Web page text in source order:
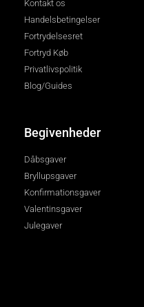
Kontakt os
Handelsbetingelser
Fortrydelsesret
Fortryd Køb
Privatlivspolitik
Blog/Guides
Begivenheder
Dåbsgaver
Bryllupsgaver
Konfirmationsgaver
Valentinsgaver
Julegaver